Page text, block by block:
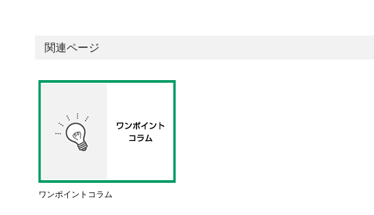
関連ページ
ワンポイントコラム